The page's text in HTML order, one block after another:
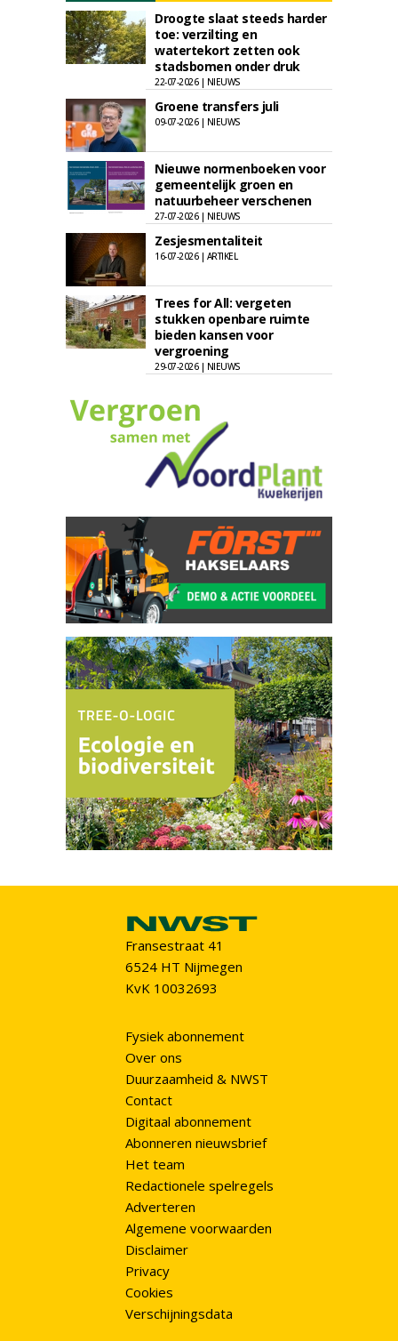
Droogte slaat steeds harder
toe: verzilting en
watertekort zetten ook
stadsbomen onder druk
22-07-2026 | NIEUWS
Groene transfers juli
09-07-2026 | NIEUWS
Nieuwe normenboeken voor
gemeentelijk groen en
natuurbeheer verschenen
27-07-2026 | NIEUWS
Zesjesmentaliteit
16-07-2026 | ARTIKEL
Trees for All: vergeten
stukken openbare ruimte
bieden kansen voor
vergroening
29-07-2026 | NIEUWS
Fransestraat 41
6524 HT Nijmegen
KvK 10032693
Fysiek abonnement
Over ons
Duurzaamheid & NWST
Contact
Digitaal abonnement
Abonneren nieuwsbrief
Het team
Redactionele spelregels
Adverteren
Algemene voorwaarden
Disclaimer
Privacy
Cookies
Verschijningsdata